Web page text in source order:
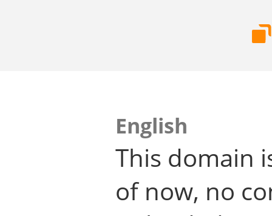
English
This domain
of now, no